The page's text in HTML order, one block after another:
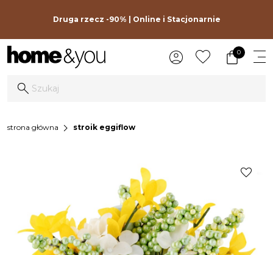
Druga rzecz -90% | Online i Stacjonarnie
0
strona główna chevron_right stroik eggiflow
favorite